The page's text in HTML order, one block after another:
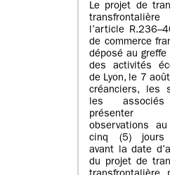
Le projet de
l’article
de commerce
déposé au
des activités
de Lyon, le 7
créanciers, les
les associés
observations
cinq (5) jours
avant la date
du projet de